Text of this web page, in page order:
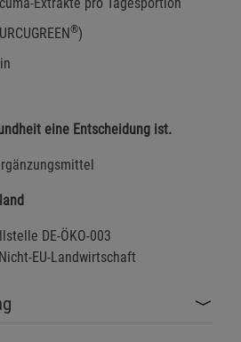
®)
eine Entscheidung ist.
DE-ÖKO-003
Nicht-EU-Landwirtschaft